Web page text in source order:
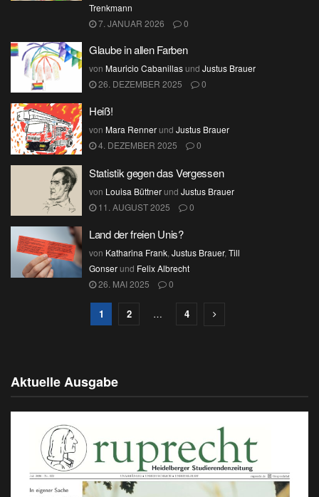
Trenkmann
7. JANUAR 2026
0
Glaube in allen Farben
von Mauricio Cabanillasund Justus Brauer
26. DEZEMBER 2025
0
Heiß!
von Mara Rennerund Justus Brauer
4. DEZEMBER 2025
0
Statistik gegen das Vergessen
von Louisa Büttnerund Justus Brauer
11. AUGUST 2025
0
Land der freien Unis?
von Katharina Frank, Justus Brauer, Till
Gonserund Felix Albrecht
26. MAI 2025
0
1 2 … 4
Aktuelle Ausgabe